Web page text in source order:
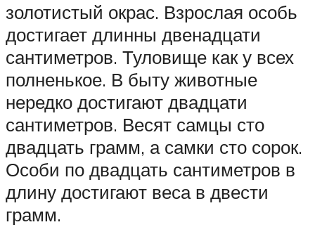
золотистый окрас. Взрослая особь
достигает длинны двенадцати
сантиметров. Туловище как у всех
полненькое. В быту животные
нередко достигают двадцати
сантиметров. Весят самцы сто
двадцать грамм, а самки сто сорок.
Особи по двадцать сантиметров в
длину достигают веса в двести
грамм.